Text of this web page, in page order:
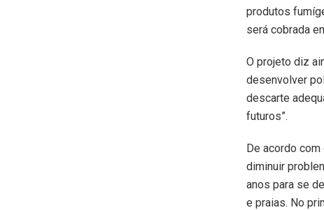
produtos
será cobrada
O projeto diz
desenvolver
descarte
futuros”.
De acordo
diminuir
anos para se
e praias. No